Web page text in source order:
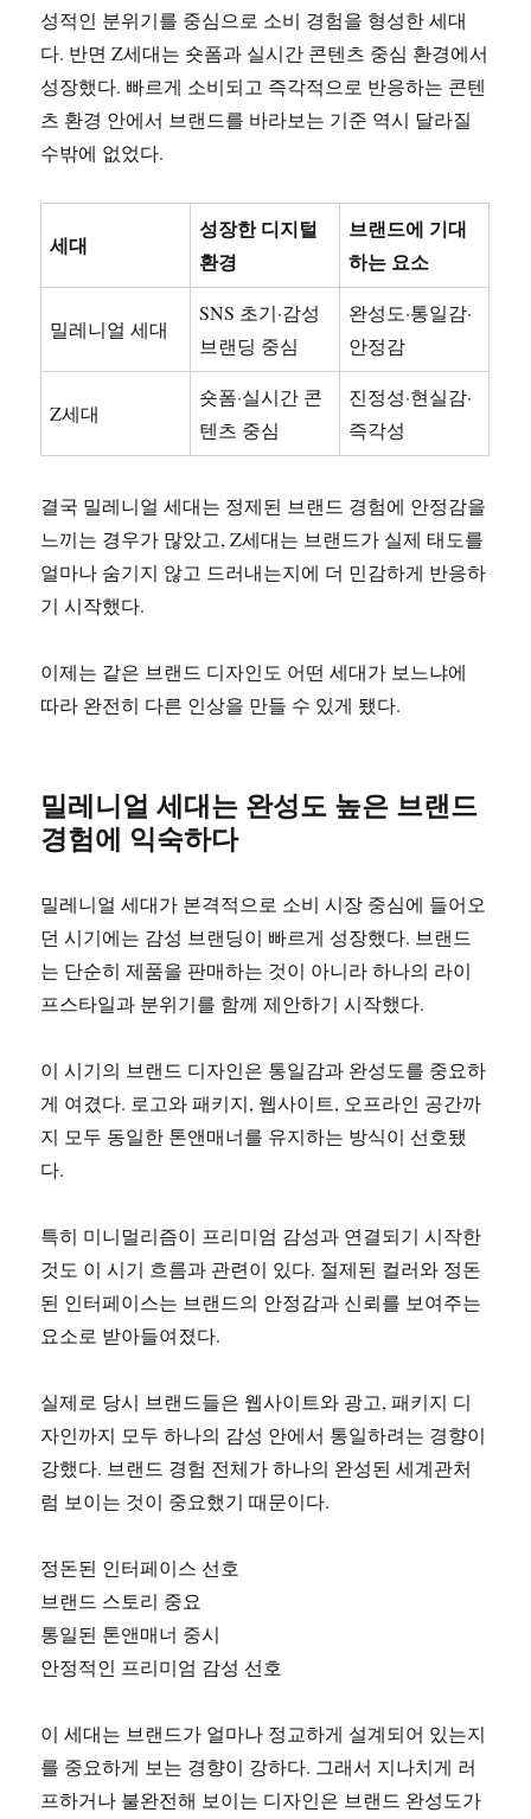
성적인 분위기를 중심으로 소비 경험을 형성한 세대
다. 반면 Z세대는 숏폼과 실시간 콘텐츠 중심 환경에서
성장했다. 빠르게 소비되고 즉각적으로 반응하는 콘텐
츠 환경 안에서 브랜드를 바라보는 기준 역시 달라질
수밖에 없었다.
세대
성장한 디지털
환경
브랜드에 기대
하는 요소
밀레니얼 세대
SNS 초기·감성
브랜딩 중심
완성도·통일감·
안정감
Z세대
숏폼·실시간 콘
텐츠 중심
진정성·현실감·
즉각성
결국 밀레니얼 세대는 정제된 브랜드 경험에 안정감을
느끼는 경우가 많았고, Z세대는 브랜드가 실제 태도를
얼마나 숨기지 않고 드러내는지에 더 민감하게 반응하
기 시작했다.
이제는 같은 브랜드 디자인도 어떤 세대가 보느냐에
따라 완전히 다른 인상을 만들 수 있게 됐다.
밀레니얼 세대는 완성도 높은 브랜드
경험에 익숙하다
밀레니얼 세대가 본격적으로 소비 시장 중심에 들어오
던 시기에는 감성 브랜딩이 빠르게 성장했다. 브랜드
는 단순히 제품을 판매하는 것이 아니라 하나의 라이
프스타일과 분위기를 함께 제안하기 시작했다.
이 시기의 브랜드 디자인은 통일감과 완성도를 중요하
게 여겼다. 로고와 패키지, 웹사이트, 오프라인 공간까
지 모두 동일한 톤앤매너를 유지하는 방식이 선호됐
다.
특히 미니멀리즘이 프리미엄 감성과 연결되기 시작한
것도 이 시기 흐름과 관련이 있다. 절제된 컬러와 정돈
된 인터페이스는 브랜드의 안정감과 신뢰를 보여주는
요소로 받아들여졌다.
실제로 당시 브랜드들은 웹사이트와 광고, 패키지 디
자인까지 모두 하나의 감성 안에서 통일하려는 경향이
강했다. 브랜드 경험 전체가 하나의 완성된 세계관처
럼 보이는 것이 중요했기 때문이다.
정돈된 인터페이스 선호
브랜드 스토리 중요
통일된 톤앤매너 중시
안정적인 프리미엄 감성 선호
이 세대는 브랜드가 얼마나 정교하게 설계되어 있는지
를 중요하게 보는 경향이 강하다. 그래서 지나치게 러
프하거나 불완전해 보이는 디자인은 브랜드 완성도가